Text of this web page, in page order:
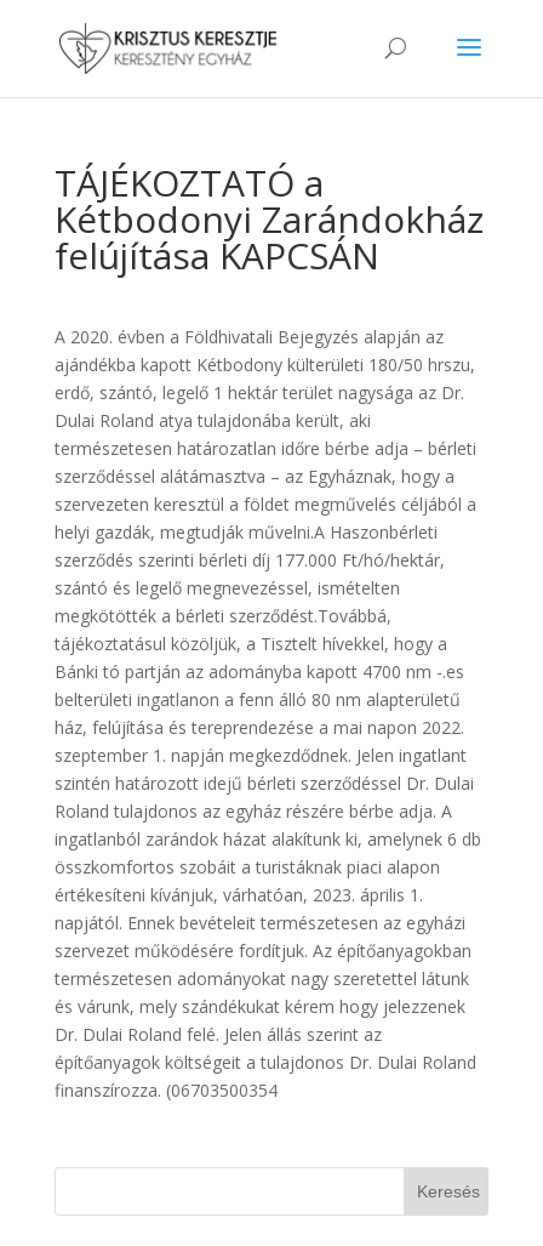
TÁJÉKOZTATÓ a
Kétbodonyi Zarándokház
felújítása KAPCSÁN
A 2020. évben a Földhivatali Bejegyzés alapján az
ajándékba kapott Kétbodony külterületi 180/50 hrszu,
erdő, szántó, legelő 1 hektár terület nagysága az Dr.
Dulai Roland atya tulajdonába került, aki
természetesen határozatlan időre bérbe adja – bérleti
szerződéssel alátámasztva – az Egyháznak, hogy a
szervezeten keresztül a földet megművelés céljából a
helyi gazdák, megtudják művelni.A Haszonbérleti
szerződés szerinti bérleti díj 177.000 Ft/hó/hektár,
szántó és legelő megnevezéssel, ismételten
megkötötték a bérleti szerződést.Továbbá,
tájékoztatásul közöljük, a Tisztelt hívekkel, hogy a
Bánki tó partján az adományba kapott 4700 nm -.es
belterületi ingatlanon a fenn álló 80 nm alapterületű
ház, felújítása és tereprendezése a mai napon 2022.
szeptember 1. napján megkezdődnek. Jelen ingatlant
szintén határozott idejű bérleti szerződéssel Dr. Dulai
Roland tulajdonos az egyház részére bérbe adja. A
ingatlanból zarándok házat alakítunk ki, amelynek 6 db
összkomfortos szobáit a turistáknak piaci alapon
értékesíteni kívánjuk, várhatóan, 2023. április 1.
napjától. Ennek bevételeit természetesen az egyházi
szervezet működésére fordítjuk. Az építőanyagokban
természetesen adományokat nagy szeretettel látunk
és várunk, mely szándékukat kérem hogy jelezzenek
Dr. Dulai Roland felé. Jelen állás szerint az
építőanyagok költségeit a tulajdonos Dr. Dulai Roland
finanszírozza. (06703500354